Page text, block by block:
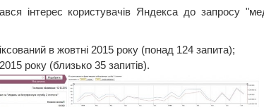
інтерес користувачів Яндекса до запросу
в жовтні 2015 року (понад 124 запита);
року (близько 35 запитів).